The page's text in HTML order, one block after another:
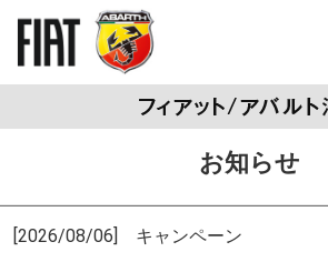
お知らせ
[2026/08/06] キャンペーン